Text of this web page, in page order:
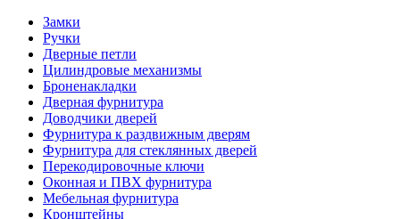
Замки
Ручки
Дверные петли
Цилиндровые механизмы
Броненакладки
Дверная фурнитура
Доводчики дверей
Фурнитура к раздвижным дверям
Фурнитура для стеклянных дверей
Перекодировочные ключи
Оконная и ПВХ фурнитура
Мебельная фурнитура
Кронштейны